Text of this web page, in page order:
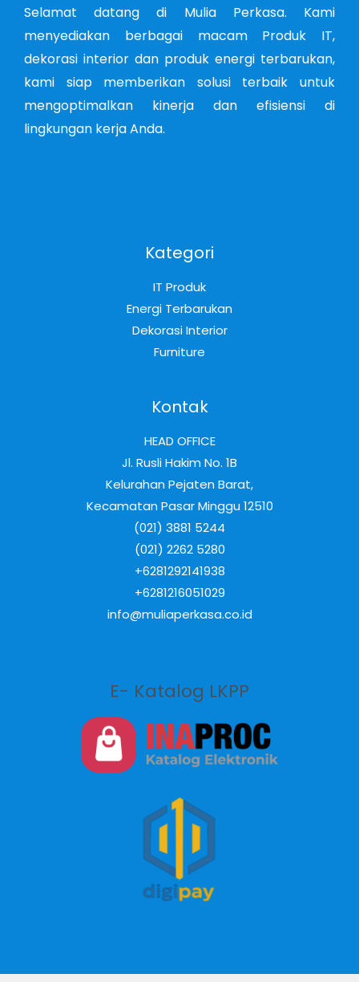
Selamat datang di Mulia Perkasa. Kami
menyediakan berbagai macam Produk IT,
dekorasi interior dan produk energi terbarukan,
kami siap memberikan solusi terbaik untuk
mengoptimalkan kinerja dan efisiensi di
lingkungan kerja Anda.
Kategori
IT Produk
Energi Terbarukan
Dekorasi Interior
Furniture
Kontak
HEAD OFFICE
Jl. Rusli Hakim No. 1B
Kelurahan Pejaten Barat,
Kecamatan Pasar Minggu 12510
(021) 3881 5244
(021) 2262 5280
+6281292141938
+6281216051029
info@muliaperkasa.co.id
E- Katalog LKPP